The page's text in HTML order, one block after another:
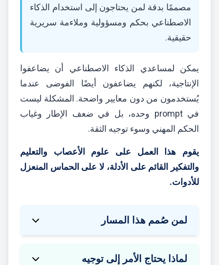
مصممًا بدقة لمن يحتاجون إلى استخدام الذكاء
الاصطناعي بحكم ومسؤولية وملاءمة سريرية
حقيقية.
يمكن لمساعدي الذكاء الاصطناعي أن يضاعفوا
الإنتاجية، لكنهم يضاعفون أيضًا الفوضى عندما
يُستخدمون من دون معايير واضحة. المشكلة ليست
في prompt وحده، بل في ضعف الإطار وغياب
الحكم المهني وسوء توجيه الثقة.
يقوم هذا العمل على علوم الأعصاب والتعليم
والتفكير القائم على الأدلة، لا على الحماس المنعزل
للأدوات.
لمن صُمم هذا المسار
لماذا يحتاج الأمر إلى توجيه